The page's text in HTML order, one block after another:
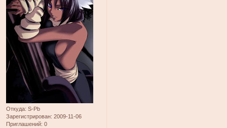
Откуда: S-Pb
Зарегистрирован: 2009-11-06
Приглашений: 0